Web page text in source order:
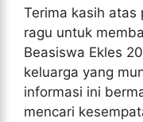
Terima kasih atas
ragu untuk
Beasiswa Ekles
keluarga yang
informasi ini
mencari